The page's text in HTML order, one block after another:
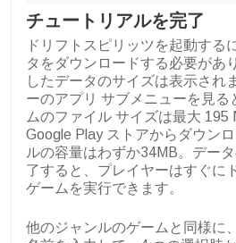
チュートリアルを完了
ドリフトスピリッツを起動する
タをダウンロードする必要があ
したデータのサイズは表示され
ーのアプリ サブメニューを見る
ムのファイル サイズは最大 195
Google Play ストアからダウン
ルの容量はわずか34MB。デー
了すると、プレイヤーはすぐに
ゲームを実行できます。
他のジャンルのゲームと同様に